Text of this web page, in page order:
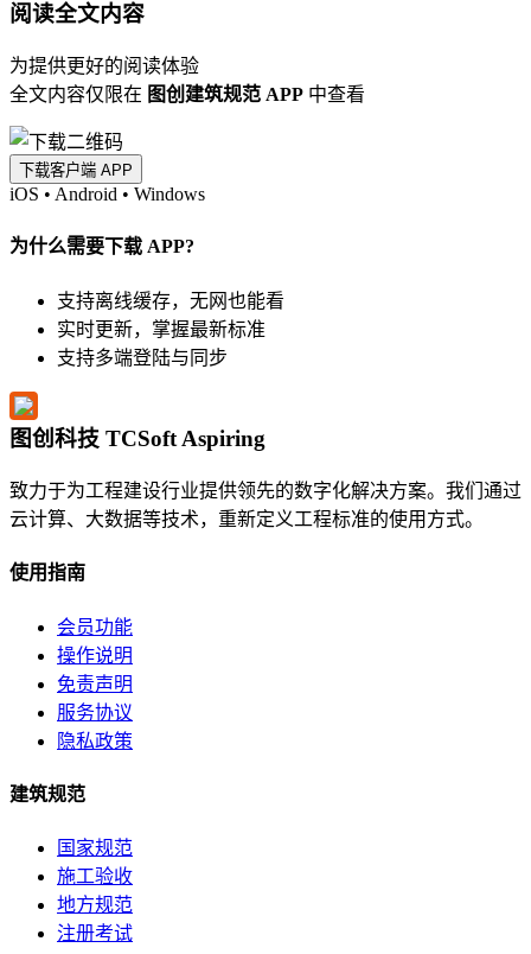
阅读全文内容
为提供更好的阅读体验
全文内容仅限在 图创建筑规范 APP 中查看
下载客户端 APP
iOS • Android • Windows
为什么需要下载 APP?
支持离线缓存，无网也能看
实时更新，掌握最新标准
支持多端登陆与同步
图创科技 TCSoft Aspiring
致力于为工程建设行业提供领先的数字化解决方案。我们通过
云计算、大数据等技术，重新定义工程标准的使用方式。
使用指南
会员功能
操作说明
免责声明
服务协议
隐私政策
建筑规范
国家规范
施工验收
地方规范
注册考试